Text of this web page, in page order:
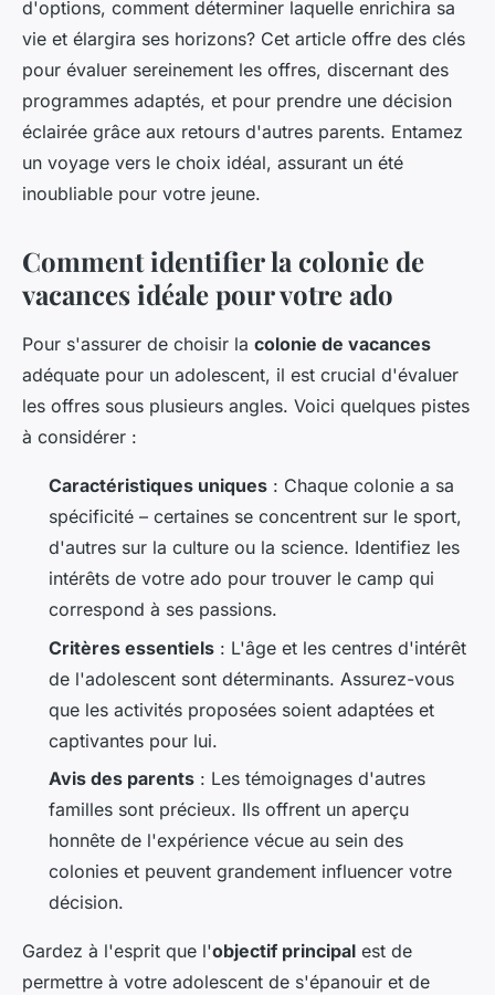
d'options, comment déterminer laquelle enrichira sa
vie et élargira ses horizons? Cet article offre des clés
pour évaluer sereinement les offres, discernant des
programmes adaptés, et pour prendre une décision
éclairée grâce aux retours d'autres parents. Entamez
un voyage vers le choix idéal, assurant un été
inoubliable pour votre jeune.
Comment identifier la colonie de
vacances idéale pour votre ado
Pour s'assurer de choisir la colonie de vacances
adéquate pour un adolescent, il est crucial d'évaluer
les offres sous plusieurs angles. Voici quelques pistes
à considérer :
Caractéristiques uniques : Chaque colonie a sa
spécificité – certaines se concentrent sur le sport,
d'autres sur la culture ou la science. Identifiez les
intérêts de votre ado pour trouver le camp qui
correspond à ses passions.
Critères essentiels : L'âge et les centres d'intérêt
de l'adolescent sont déterminants. Assurez-vous
que les activités proposées soient adaptées et
captivantes pour lui.
Avis des parents : Les témoignages d'autres
familles sont précieux. Ils offrent un aperçu
honnête de l'expérience vécue au sein des
colonies et peuvent grandement influencer votre
décision.
Gardez à l'esprit que l'objectif principal est de
permettre à votre adolescent de s'épanouir et de